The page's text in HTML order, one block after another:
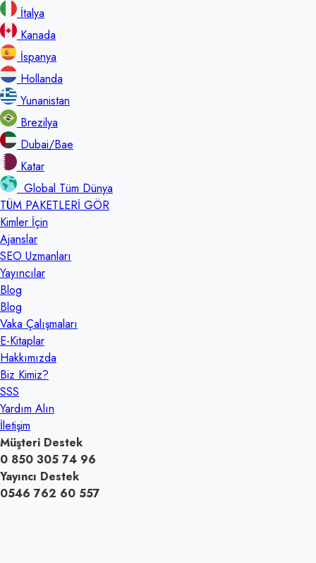
İtalya
Kanada
İspanya
Hollanda
Yunanistan
Brezilya
Dubai/Bae
Katar
Global Tüm Dünya
TÜM PAKETLERİ GÖR
Kimler İçin
Ajanslar
SEO Uzmanları
Yayıncılar
Blog
Blog
Vaka Çalışmaları
E-Kitaplar
Hakkımızda
Biz Kimiz?
SSS
Yardım Alın
İletişim
Müşteri Destek
0 850 305 74 96
Yayıncı Destek
0546 762 60 557